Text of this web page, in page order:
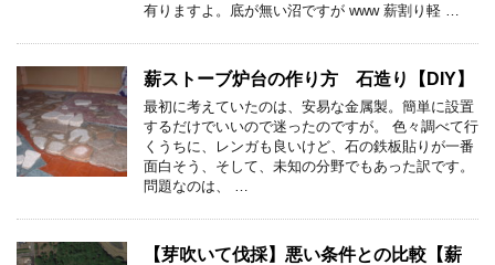
有りますよ。底が無い沼ですが www 薪割り軽 …
薪ストーブ炉台の作り方 石造り【DIY】
最初に考えていたのは、安易な金属製。簡単に設置
するだけでいいので迷ったのですが。 色々調べて行
くうちに、レンガも良いけど、石の鉄板貼りが一番
面白そう、そして、未知の分野でもあった訳です。
問題なのは、 …
【芽吹いて伐採】悪い条件との比較【薪